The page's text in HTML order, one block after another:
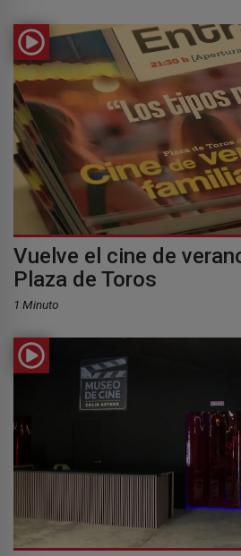
Vuelve el cine de
Plaza de Toros
1 Minuto